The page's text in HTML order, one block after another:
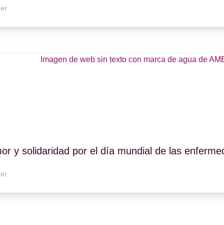
y solidaridad por el día mundial de las